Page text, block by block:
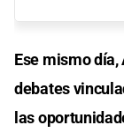
Ese mismo día,
debates
las